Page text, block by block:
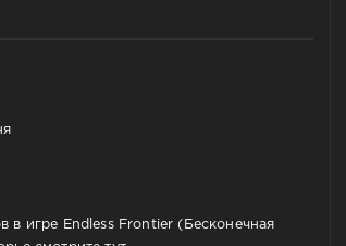
в игре Endless Frontier (Бесконечная